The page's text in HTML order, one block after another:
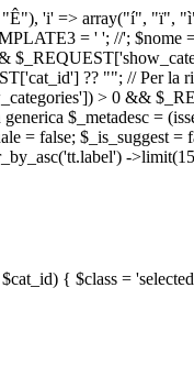
'i' => array("í",
= ' '; //'; $nome
?? ""; // Per la
> 0 &&
$_metadesc =
false; $_is_suggest
-
{ $class =